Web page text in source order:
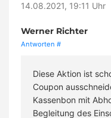
14.08.2021, 19:11 Uhr
Werner Richter
Antworten #
Diese Aktion ist
Coupon
Kassenbon mit
Begleitung des